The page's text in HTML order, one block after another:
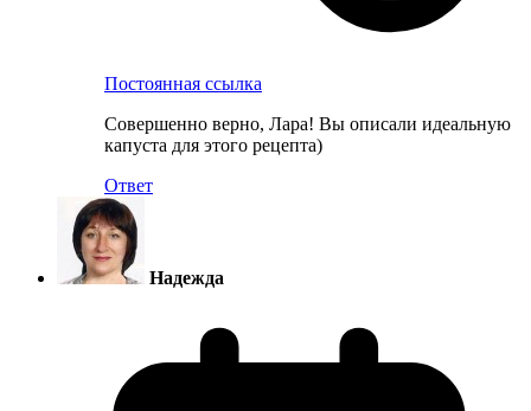
Постоянная ссылка
Совершенно верно, Лара! Вы описали идеальную
капуста для этого рецепта)
Ответ
Надежда